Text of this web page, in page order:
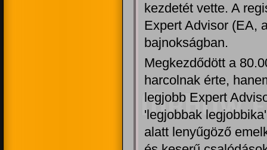
kezdetét vette. A
Expert Advisor (EA,
bajnokságban.
Megkezdődött a
harcolnak érte,
legjobb Expert
'legjobbak
alatt lenyűgöző